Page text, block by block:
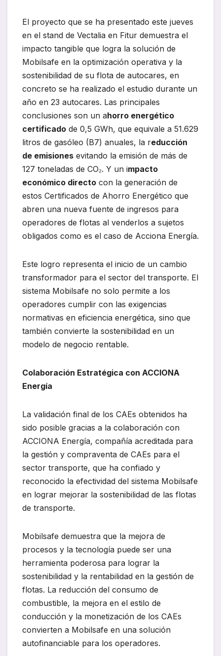
El proyecto que se ha presentado este jueves
en el stand de Vectalia en Fitur demuestra el
impacto tangible que logra la solución de
Mobilsafe en la optimización operativa y la
sostenibilidad de su flota de autocares, en
concreto se ha realizado el estudio durante un
año en 23 autocares. Las principales
conclusiones son un ahorro energético
certificado de 0,5 GWh, que equivale a 51.629
litros de gasóleo (B7) anuales, la reducción
de emisiones evitando la emisión de más de
127 toneladas de CO₂. Y un impacto
económico directo con la generación de
estos Certificados de Ahorro Energético que
abren una nueva fuente de ingresos para
operadores de flotas al venderlos a sujetos
obligados como es el caso de Acciona Energía.
Este logro representa el inicio de un cambio
transformador para el sector del transporte. El
sistema Mobilsafe no solo permite a los
operadores cumplir con las exigencias
normativas en eficiencia energética, sino que
también convierte la sostenibilidad en un
modelo de negocio rentable.
Colaboración Estratégica con ACCIONA
Energía
La validación final de los CAEs obtenidos ha
sido posible gracias a la colaboración con
ACCIONA Energía, compañía acreditada para
la gestión y compraventa de CAEs para el
sector transporte, que ha confiado y
reconocido la efectividad del sistema Mobilsafe
en lograr mejorar la sostenibilidad de las flotas
de transporte.
Mobilsafe demuestra que la mejora de
procesos y la tecnología puede ser una
herramienta poderosa para lograr la
sostenibilidad y la rentabilidad en la gestión de
flotas. La reducción del consumo de
combustible, la mejora en el estilo de
conducción y la monetización de los CAEs
convierten a Mobilsafe en una solución
autofinanciable para los operadores.